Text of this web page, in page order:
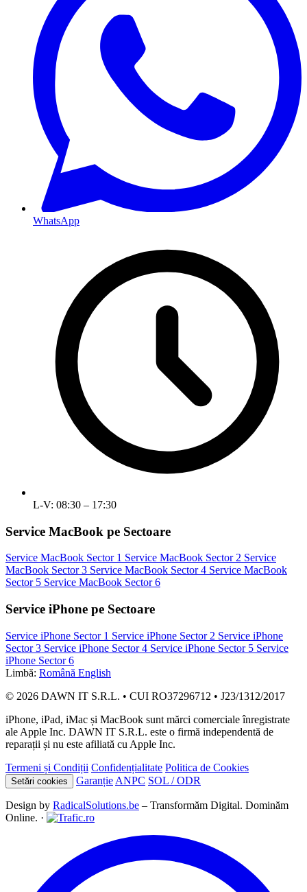
WhatsApp
L-V: 08:30 – 17:30
Service MacBook pe Sectoare
Service MacBook Sector 1 Service MacBook Sector 2 Service
MacBook Sector 3 Service MacBook Sector 4 Service MacBook
Sector 5 Service MacBook Sector 6
Service iPhone pe Sectoare
Service iPhone Sector 1 Service iPhone Sector 2 Service iPhone
Sector 3 Service iPhone Sector 4 Service iPhone Sector 5 Service
iPhone Sector 6
Limbă: Română English
© 2026 DAWN IT S.R.L. • CUI RO37296712 • J23/1312/2017
iPhone, iPad, iMac și MacBook sunt mărci comerciale înregistrate
ale Apple Inc. DAWN IT S.R.L. este o firmă independentă de
reparații și nu este afiliată cu Apple Inc.
Termeni și Condiții Confidențialitate Politica de Cookies
Setări cookies Garanție ANPC SOL / ODR
Design by RadicalSolutions.be – Transformăm Digital. Dominăm
Online. ·